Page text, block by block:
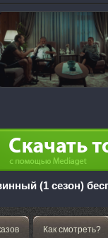
(1 сезон)
Как смотреть?